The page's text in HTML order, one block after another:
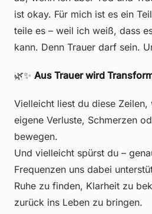
ist okay. Für mich ist es ein
teile es – weil ich weiß, dass
kann. Denn Trauer darf sein.
🌿✨ Aus Trauer wird
Vielleicht liest du diese
eigene Verluste, Schmerzen
bewegen.
Und vielleicht spürst du –
Frequenzen uns dabei
Ruhe zu finden, Klarheit zu
zurück ins Leben zu bringen.